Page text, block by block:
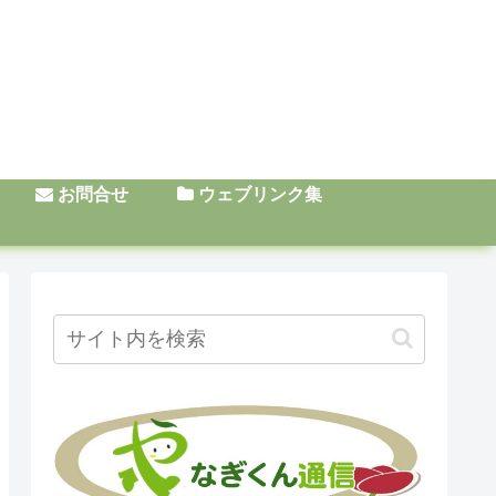
お問合せ ウェブリンク集